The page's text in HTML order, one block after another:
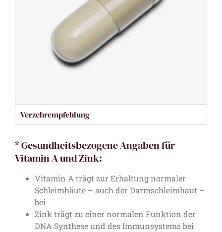
Verzehrempfehlung
* Gesundheitsbezogene Angaben für
Vitamin A und Zink:
Vitamin A trägt zur Erhaltung normaler
Schleimhäute – auch der Darmschleimhaut –
bei
Zink trägt zu einer normalen Funktion der
DNA Synthese und des Immunsystems bei